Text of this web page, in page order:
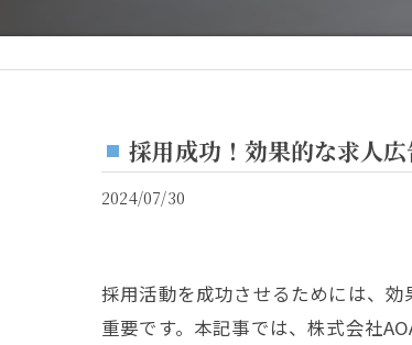
採用成功！効果的な求人
2024/07/30
採用活動を成功させるためには、
重要です。本記事では、株式会社